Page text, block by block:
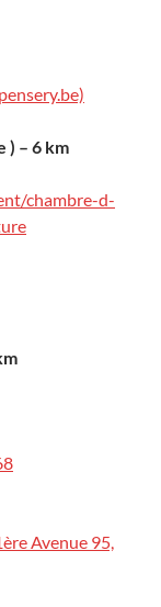
) – 6 km
chambre-d-
Avenue 95,